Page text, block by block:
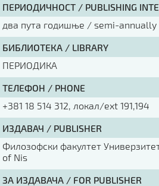
ПЕРИОДИЧНОСТ / PUBLISHING
два пута годишње / semi-annually
БИБЛИОТЕКА / LIBRARY
ПЕРИОДИКА
ТЕЛЕФОН / PHONE
+381 18 514 312, локал/ext 191,194
ИЗДАВАЧ / PUBLISHER
Филозофски факултет
of Nis
ЗА ИЗДАВАЧА / FOR PUBLISHER